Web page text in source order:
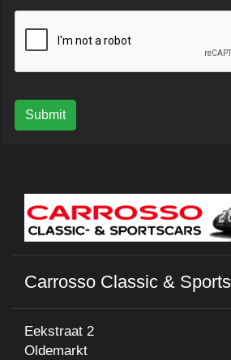
Submit
Carrosso Classic &
Eekstraat 2
Oldemarkt